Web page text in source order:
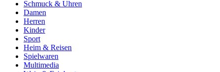
Schmuck & Uhren
Damen
Herren
Kinder
Sport
Heim & Reisen
Spielwaren
Multimedia